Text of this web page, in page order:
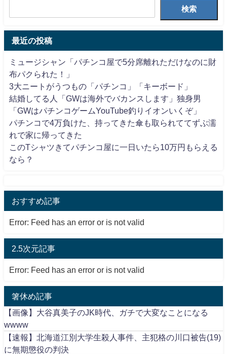
検索
最近の投稿
ミュージシャン「パチンコ屋で5分席離れただけなのに財
布パクられた！」
3大ニートがうつもの「パチンコ」「キーボード」
結婚してる人「GWは海外でバカンスします」独身男
「GWはパチンコゲームYouTube釣りイオンいくぞ」
パチンコで4万負けた、持ってきた傘も取られててずぶ濡
れで家に帰ってきた
このTシャツきてパチンコ屋に一日いたら10万円もらえる
なら？
おすすめ記事
Error: Feed has an error or is not valid
2.5次元記事
Error: Feed has an error or is not valid
箸休め記事
【画像】大谷真美子のJK時代、ガチで大変なことになる
wwww
【速報】北海道江別大学生殺人事件、主犯格の川口被告(19)
に無期懲役の判決